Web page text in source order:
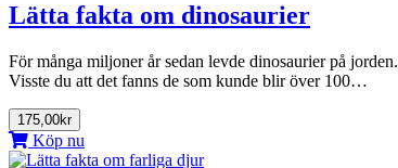
Lätta fakta om dinosaurier
För många miljoner år sedan levde dinosaurier på jorden.
Visste du att det fanns de som kunde blir över 100…
175,00kr
Köp nu